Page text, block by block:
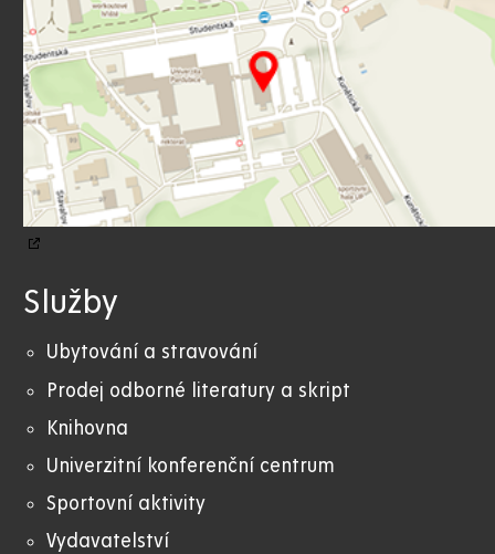
Služby
Ubytování a stravování
Prodej odborné literatury a skript
Knihovna
Univerzitní konferenční centrum
Sportovní aktivity
Vydavatelství